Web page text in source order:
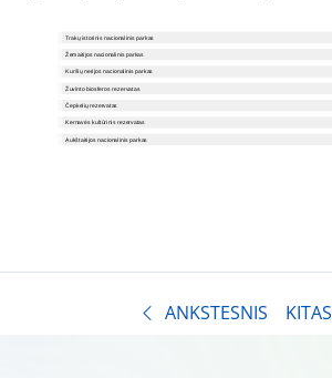
ANKSTESNIS KITAS